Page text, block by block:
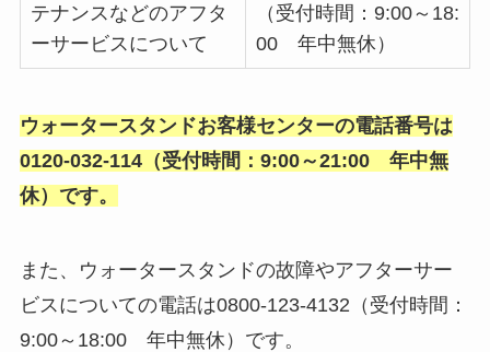
テナンスなどのアフタ
ーサービスについて
（受付時間：9:00～18:
00 年中無休）
ウォータースタンドお客様センターの電話番号は
0120-032-114（受付時間：9:00～21:00 年中無
休）です。
また、ウォータースタンドの故障やアフターサー
ビスについての電話は0800-123-4132（受付時間：
9:00～18:00 年中無休）です。